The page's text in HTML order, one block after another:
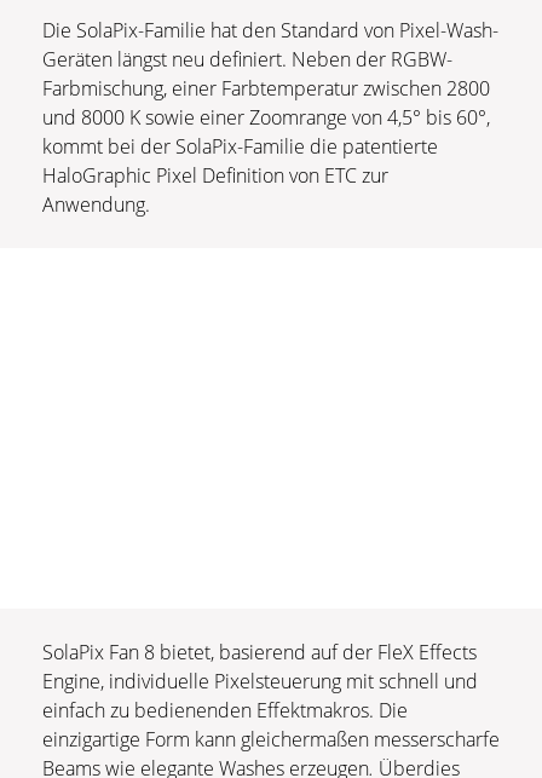
Die SolaPix-Familie hat den Standard von Pixel-Wash-
Geräten längst neu definiert. Neben der RGBW-
Farbmischung, einer Farbtemperatur zwischen 2800
und 8000 K sowie einer Zoomrange von 4,5° bis 60°,
kommt bei der SolaPix-Familie die patentierte
HaloGraphic Pixel Definition von ETC zur
Anwendung.
SolaPix Fan 8 bietet, basierend auf der FleX Effects
Engine, individuelle Pixelsteuerung mit schnell und
einfach zu bedienenden Effektmakros. Die
einzigartige Form kann gleichermaßen messerscharfe
Beams wie elegante Washes erzeugen. Überdies